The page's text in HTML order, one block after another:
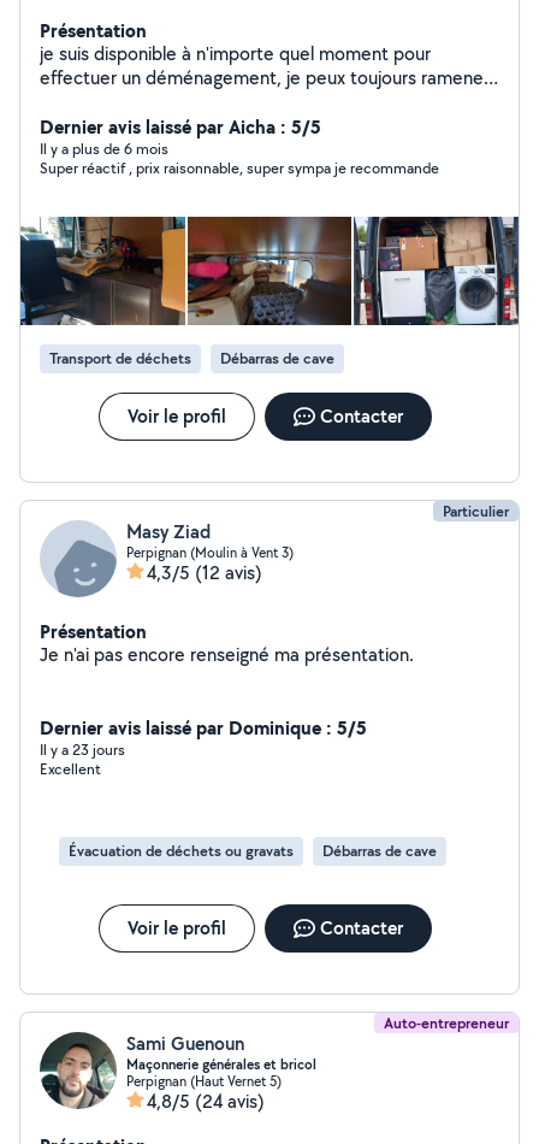
Présentation
je suis disponible à n'importe quel moment pour
effectuer un déménagement, je peux toujours ramener
Dernier avis laissé par Aicha : 5/5
Il y a plus de 6 mois
Super réactif , prix raisonnable, super sympa je recommande
Transport de déchets Débarras de cave
Voir le profil Contacter
Particulier
Masy Ziad
Perpignan (Moulin à Vent 3)
4,3/5 (12 avis)
Présentation
Je n'ai pas encore renseigné ma présentation.
Dernier avis laissé par Dominique : 5/5
Il y a 23 jours
Excellent
Évacuation de déchets ou gravats Débarras de cave
Voir le profil Contacter
Auto-entrepreneur
Sami Guenoun
Maçonnerie générales et bricol
Perpignan (Haut Vernet 5)
4,8/5 (24 avis)